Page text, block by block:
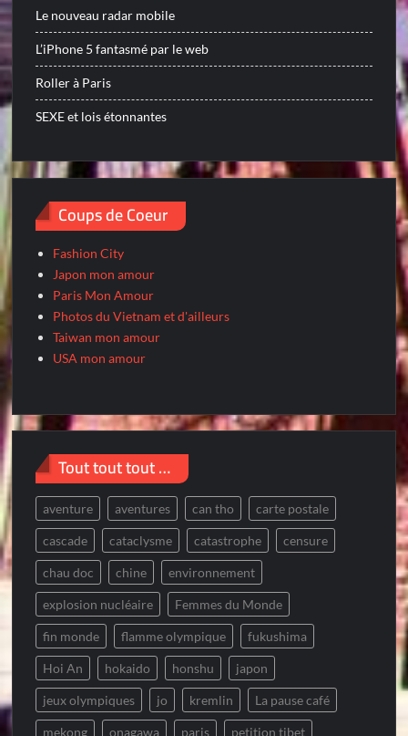
Le nouveau radar mobile
L’iPhone 5 fantasmé par le web
Roller à Paris
SEXE et lois étonnantes
Coups de Coeur
Fashion City
Japon mon amour
Paris Mon Amour
Photos du Vietnam et d'ailleurs
Taiwan mon amour
USA mon amour
Tout tout tout …
aventure aventures can tho carte postale
cascade cataclysme catastrophe censure
chau doc chine environnement
explosion nucléaire Femmes du Monde
fin monde flamme olympique fukushima
Hoi An hokaido honshu japon
jeux olympiques jo kremlin La pause café
mekong onagawa paris petition tibet